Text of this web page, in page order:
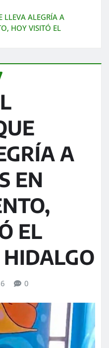
LLEVA ALEGRÍA A
HOY VISITÓ EL
A
EN
EL
0